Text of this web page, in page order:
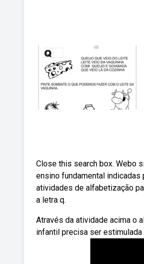
Close this search box. Webo
ensino fundamental indicadas
atividades de alfabetização
a letra q.
Através da atividade acima o
infantil precisa ser